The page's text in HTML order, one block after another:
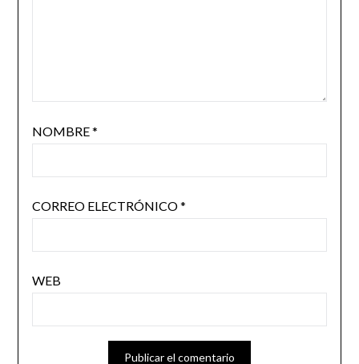
NOMBRE*
CORREO ELECTRÓNICO*
WEB